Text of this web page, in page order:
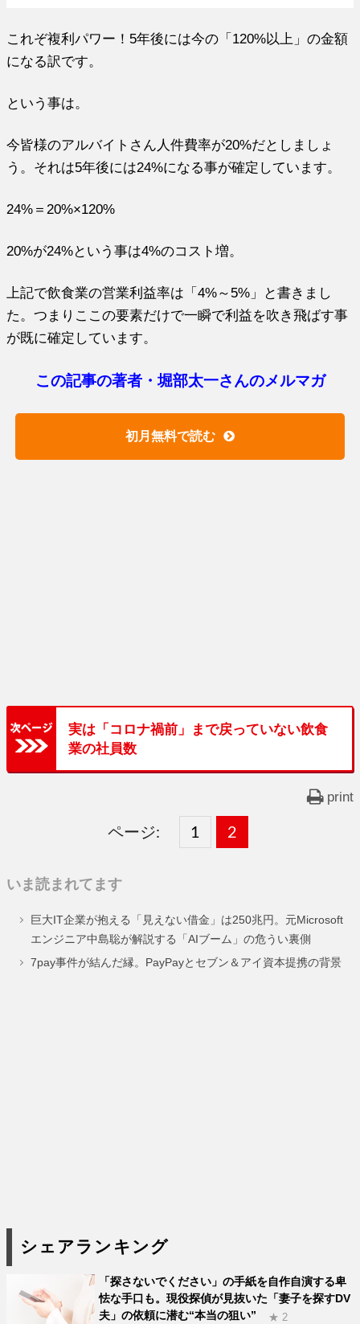
これぞ複利パワー！5年後には今の「120%以上」の金額
になる訳です。
という事は。
今皆様のアルバイトさん人件費率が20%だとしましょ
う。それは5年後には24%になる事が確定しています。
24%＝20%×120%
20%が24%という事は4%のコスト増。
上記で飲食業の営業利益率は「4%～5%」と書きまし
た。つまりここの要素だけで一瞬で利益を吹き飛ばす事
が既に確定しています。
この記事の著者・堀部太一さんのメルマガ
初月無料で読む
実は「コロナ禍前」まで戻っていない飲食
業の社員数
print
ページ:
固
ー
ジ
1 ,
固
ー
ジ
2
いま読まれてます
巨大IT企業が抱える「見えない借金」は250兆円。元Microsoft
エンジニア中島聡が解説する「AIブーム」の危うい裏側
7pay事件が結んだ縁。PayPayとセブン＆アイ資本提携の背景
シェアランキング
「探さないでください」の手紙を自作自演する卑
怯な手口も。現役探偵が見抜いた「妻子を探すDV
夫」の依頼に潜む“本当の狙い”
★ 2